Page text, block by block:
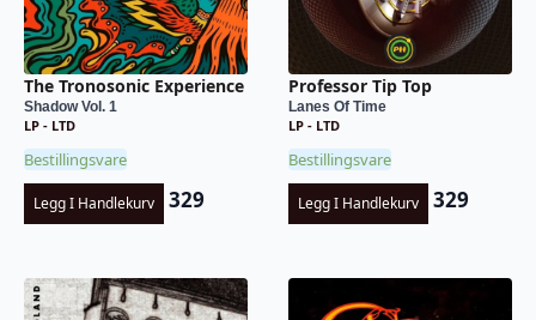
The Tronosonic Experience
Shadow Vol. 1
LP - LTD
Bestillingsvare
Legg I Handlekurv 329
Professor Tip Top
Lanes Of Time
LP - LTD
Bestillingsvare
Legg I Handlekurv 329